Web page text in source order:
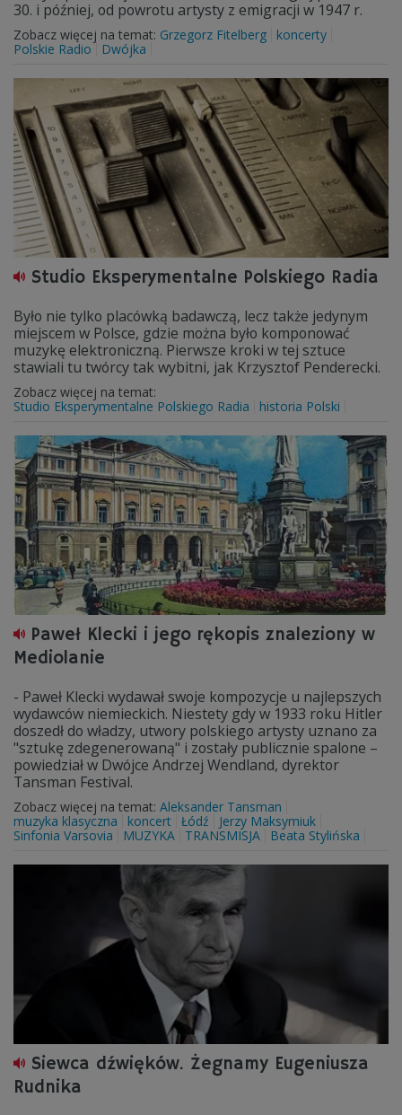
30. i później, od powrotu artysty z emigracji w 1947 r.
Zobacz więcej na temat: Grzegorz Fitelberg
koncerty
Polskie Radio
Dwójka
Studio Eksperymentalne Polskiego Radia
Było nie tylko placówką badawczą, lecz także jedynym
miejscem w Polsce, gdzie można było komponować
muzykę elektroniczną. Pierwsze kroki w tej sztuce
stawiali tu twórcy tak wybitni, jak Krzysztof Penderecki.
Zobacz więcej na temat:
Studio Eksperymentalne Polskiego Radia
historia Polski
Paweł Klecki i jego rękopis znaleziony w
Mediolanie
- Paweł Klecki wydawał swoje kompozycje u najlepszych
wydawców niemieckich. Niestety gdy w 1933 roku Hitler
doszedł do władzy, utwory polskiego artysty uznano za
"sztukę zdegenerowaną" i zostały publicznie spalone –
powiedział w Dwójce Andrzej Wendland, dyrektor
Tansman Festival.
Zobacz więcej na temat: Aleksander Tansman
muzyka klasyczna
koncert Łódź
Jerzy Maksymiuk
Sinfonia Varsovia
MUZYKA TRANSMISJA Beata Stylińska
Siewca dźwięków. Żegnamy Eugeniusza
Rudnika